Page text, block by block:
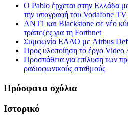
Ο Pablo έρχεται στην Ελλάδα
την υπογραφή του Vodafone TV
ΑΝΤ1 και Blackstone σε νέο
τράπεζες για τη Forthnet
Συμφωνία ΕΛΔΟ με Airbus
Προς υλοποίηση το έργο Video
Προσπάθεια για επίλυση των
ραδιοφωνικούς σταθμούς
Πρόσφατα σχόλια
Ιστορικό